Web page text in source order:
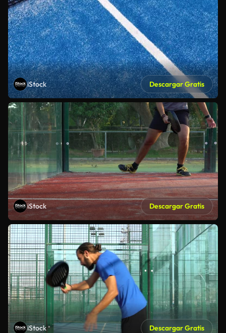
iStock Descargar Gratis
iStock Descargar Gratis
iStock Descargar Gratis